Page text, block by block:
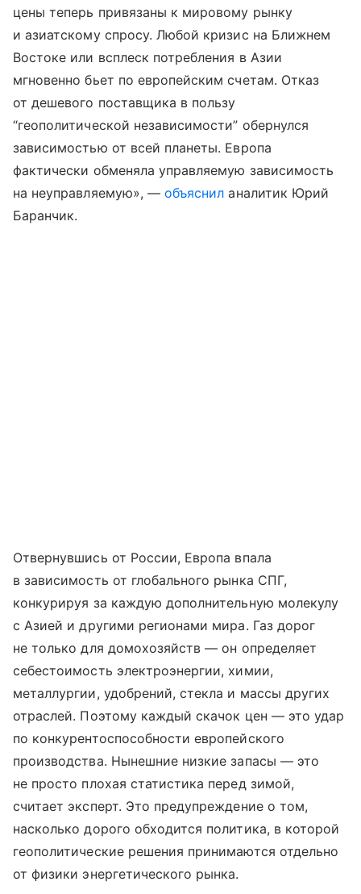
цены теперь привязаны к мировому рынку
и азиатскому спросу. Любой кризис на Ближнем
Востоке или всплеск потребления в Азии
мгновенно бьет по европейским счетам. Отказ
от дешевого поставщика в пользу
“геополитической независимости” обернулся
зависимостью от всей планеты. Европа
фактически обменяла управляемую зависимость
на неуправляемую», —объяснил аналитик Юрий
Баранчик.
Отвернувшись от России, Европа впала
в зависимость от глобального рынка СПГ,
конкурируя за каждую дополнительную молекулу
с Азией и другими регионами мира. Газ дорог
не только для домохозяйств — он определяет
себестоимость электроэнергии, химии,
металлургии, удобрений, стекла и массы других
отраслей. Поэтому каждый скачок цен — это удар
по конкурентоспособности европейского
производства. Нынешние низкие запасы — это
не просто плохая статистика перед зимой,
считает эксперт. Это предупреждение о том,
насколько дорого обходится политика, в которой
геополитические решения принимаются отдельно
от физики энергетического рынка.